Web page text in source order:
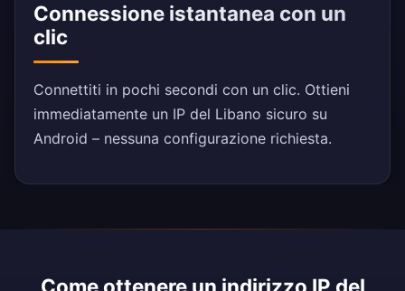
Connessione istantanea con un
clic
Connettiti in pochi secondi con un clic. Ottieni
immediatamente un IP del Libano sicuro su
Android – nessuna configurazione richiesta.